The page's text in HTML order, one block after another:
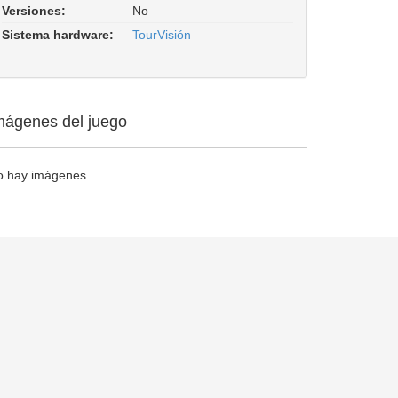
Versiones:
No
Sistema hardware:
TourVisión
del juego
hay imágenes